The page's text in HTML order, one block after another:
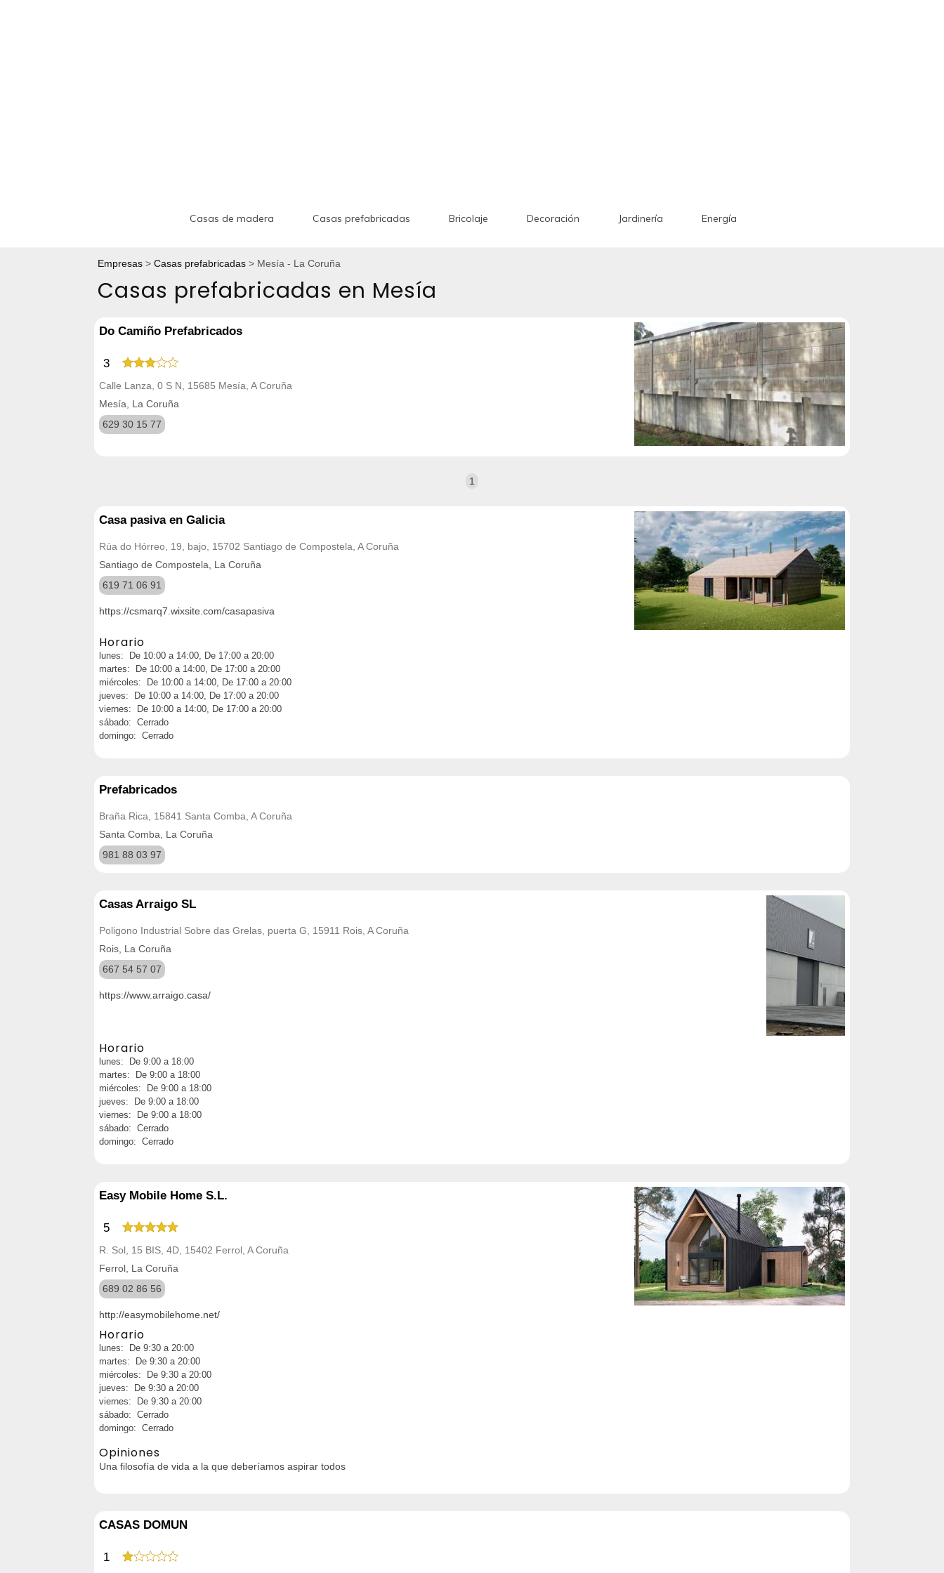
Casas de madera Casas prefabricadas Bricolaje Decoración Jardinería Energía
Empresas Casas prefabricadas Mesía - La Coruña
Casas prefabricadas en Mesía
Do Camiño Prefabricados
3
Calle Lanza, 0 S N, 15685 Mesía, A Coruña
Mesía, La Coruña
629 30 15 77
1
Casa pasiva en Galicia
Rúa do Hórreo, 19, bajo, 15702 Santiago de Compostela, A Coruña
Santiago de Compostela, La Coruña
619 71 06 91
https://csmarq7.wixsite.com/casapasiva
Horario
lunes: De 10:00 a 14:00, De 17:00 a 20:00
martes: De 10:00 a 14:00, De 17:00 a 20:00
miércoles: De 10:00 a 14:00, De 17:00 a 20:00
jueves: De 10:00 a 14:00, De 17:00 a 20:00
viernes: De 10:00 a 14:00, De 17:00 a 20:00
sábado: Cerrado
domingo: Cerrado
Prefabricados
Braña Rica, 15841 Santa Comba, A Coruña
Santa Comba, La Coruña
981 88 03 97
Casas Arraigo SL
Poligono Industrial Sobre das Grelas, puerta G, 15911 Rois, A Coruña
Rois, La Coruña
667 54 57 07
https://www.arraigo.casa/
Horario
lunes: De 9:00 a 18:00
martes: De 9:00 a 18:00
miércoles: De 9:00 a 18:00
jueves: De 9:00 a 18:00
viernes: De 9:00 a 18:00
sábado: Cerrado
domingo: Cerrado
Easy Mobile Home S.L.
5
R. Sol, 15 BIS, 4D, 15402 Ferrol, A Coruña
Ferrol, La Coruña
689 02 86 56
http://easymobilehome.net/
Horario
lunes: De 9:30 a 20:00
martes: De 9:30 a 20:00
miércoles: De 9:30 a 20:00
jueves: De 9:30 a 20:00
viernes: De 9:30 a 20:00
sábado: Cerrado
domingo: Cerrado
Opiniones
Una filosofía de vida a la que deberíamos aspirar todos
CASAS DOMUN
1